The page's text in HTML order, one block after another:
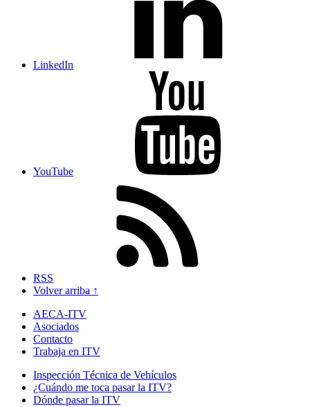
LinkedIn
YouTube
RSS
Volver arriba ↑
AECA-ITV
Asociados
Contacto
Trabaja en ITV
Inspección Técnica de Vehículos
¿Cuándo me toca pasar la ITV?
Dónde pasar la ITV